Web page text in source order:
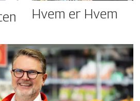
Hvem er Hvem